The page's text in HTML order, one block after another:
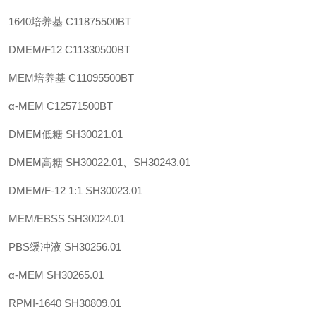
1640培养基 C11875500BT
DMEM/F12 C11330500BT
MEM培养基 C11095500BT
α-MEM C12571500BT
DMEM低糖 SH30021.01
DMEM高糖 SH30022.01、SH30243.01
DMEM/F-12 1:1 SH30023.01
MEM/EBSS SH30024.01
PBS缓冲液 SH30256.01
α-MEM SH30265.01
RPMI-1640 SH30809.01